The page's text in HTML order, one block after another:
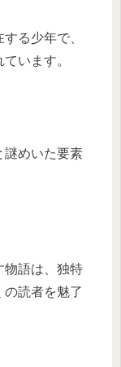
る少年で、
います。
謎めいた要素
物語は、独特
読者を魅了